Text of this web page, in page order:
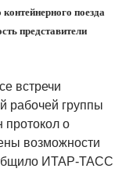
поезда
представители
встречи
рабочей группы
протокол о
возможности
ИТАР-ТАСС